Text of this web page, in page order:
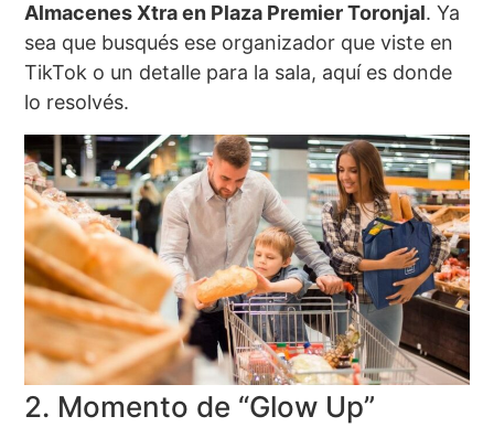
Almacenes Xtra en Plaza Premier Toronjal. Ya
sea que busqués ese organizador que viste en
TikTok o un detalle para la sala, aquí es donde
lo resolvés.
2. Momento de “Glow Up”